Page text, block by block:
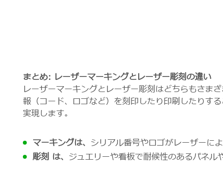
まとめ: レーザーマーキングとレーザー彫刻の違い
レーザーマーキングとレーザー彫刻はどちらもさま
報（コード、ロゴなど）を刻印したり印刷したりす
実現します。
マーキングは、 シリアル番号やロゴがレーザーに
彫刻 は、 ジュエリーや看板で耐候性のあるパネル